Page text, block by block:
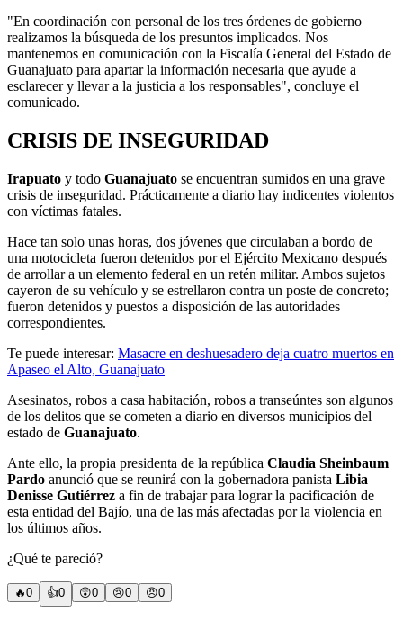
"En coordinación con personal de los tres órdenes de gobierno
realizamos la búsqueda de los presuntos implicados. Nos
mantenemos en comunicación con la Fiscalía General del Estado de
Guanajuato para apartar la información necesaria que ayude a
esclarecer y llevar a la justicia a los responsables", concluye el
comunicado.
CRISIS DE INSEGURIDAD
Irapuato y todo Guanajuato se encuentran sumidos en una grave
crisis de inseguridad. Prácticamente a diario hay indicentes violentos
con víctimas fatales.
Hace tan solo unas horas, dos jóvenes que circulaban a bordo de
una motocicleta fueron detenidos por el Ejército Mexicano después
de arrollar a un elemento federal en un retén militar. Ambos sujetos
cayeron de su vehículo y se estrellaron contra un poste de concreto;
fueron detenidos y puestos a disposición de las autoridades
correspondientes.
Te puede interesar: Masacre en deshuesadero deja cuatro muertos en
Apaseo el Alto, Guanajuato
Asesinatos, robos a casa habitación, robos a transeúntes son algunos
de los delitos que se cometen a diario en diversos municipios del
estado de Guanajuato.
Ante ello, la propia presidenta de la república Claudia Sheinbaum
Pardo anunció que se reunirá con la gobernadora panista Libia
Denisse Gutiérrez a fin de trabajar para lograr la pacificación de
esta entidad del Bajío, una de las más afectadas por la violencia en
los últimos años.
¿Qué te pareció?
🔥0 👍0 😲0 😢0 😠0